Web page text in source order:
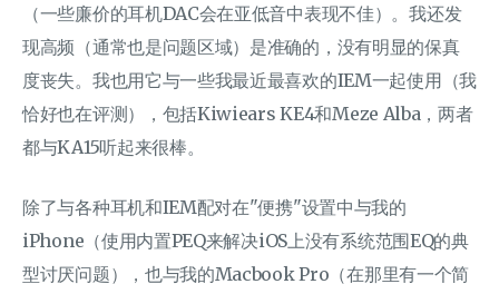
（一些廉价的耳机DAC会在亚低音中表现不佳）。我还发
现高频（通常也是问题区域）是准确的，没有明显的保真
度丧失。我也用它与一些我最近最喜欢的IEM一起使用（我
恰好也在评测），包括Kiwiears KE4和Meze Alba，两者
都与KA15听起来很棒。
除了与各种耳机和IEM配对在"便携"设置中与我的
iPhone（使用内置PEQ来解决iOS上没有系统范围EQ的典
型讨厌问题），也与我的Macbook Pro（在那里有一个简